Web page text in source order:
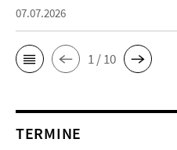
07.07.2026
1 / 10
TERMINE